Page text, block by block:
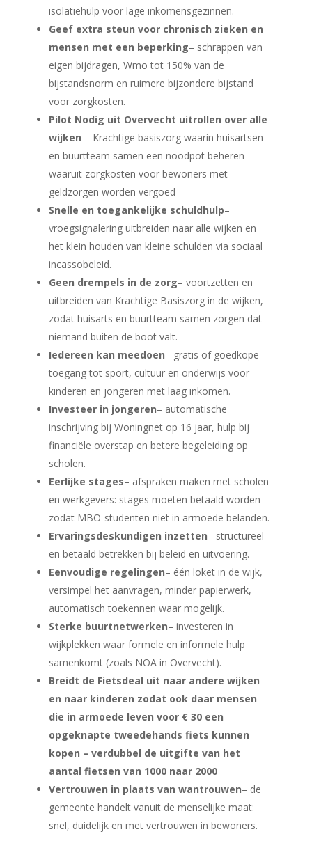
isolatiehulp voor lage inkomensgezinnen.
Geef extra steun voor chronisch zieken en
mensen met een beperking– schrappen van
eigen bijdragen, Wmo tot 150% van de
bijstandsnorm en ruimere bijzondere bijstand
voor zorgkosten.
Pilot Nodig uit Overvecht uitrollen over alle
wijken – Krachtige basiszorg waarin huisartsen
en buurtteam samen een noodpot beheren
waaruit zorgkosten voor bewoners met
geldzorgen worden vergoed
Snelle en toegankelijke schuldhulp–
vroegsignalering uitbreiden naar alle wijken en
het klein houden van kleine schulden via sociaal
incassobeleid.
Geen drempels in de zorg– voortzetten en
uitbreiden van Krachtige Basiszorg in de wijken,
zodat huisarts en buurtteam samen zorgen dat
niemand buiten de boot valt.
Iedereen kan meedoen– gratis of goedkope
toegang tot sport, cultuur en onderwijs voor
kinderen en jongeren met laag inkomen.
Investeer in jongeren– automatische
inschrijving bij Woningnet op 16 jaar, hulp bij
financiële overstap en betere begeleiding op
scholen.
Eerlijke stages– afspraken maken met scholen
en werkgevers: stages moeten betaald worden
zodat MBO-studenten niet in armoede belanden.
Ervaringsdeskundigen inzetten– structureel
en betaald betrekken bij beleid en uitvoering.
Eenvoudige regelingen– één loket in de wijk,
versimpel het aanvragen, minder papierwerk,
automatisch toekennen waar mogelijk.
Sterke buurtnetwerken– investeren in
wijkplekken waar formele en informele hulp
samenkomt (zoals NOA in Overvecht).
Breidt de Fietsdeal uit naar andere wijken
en naar kinderen zodat ook daar mensen
die in armoede leven voor € 30 een
opgeknapte tweedehands fiets kunnen
kopen – verdubbel de uitgifte van het
aantal fietsen van 1000 naar 2000
Vertrouwen in plaats van wantrouwen– de
gemeente handelt vanuit de menselijke maat:
snel, duidelijk en met vertrouwen in bewoners.